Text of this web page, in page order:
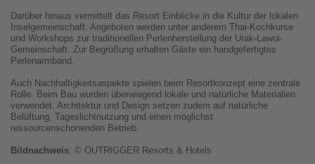
Darüber hinaus vermittelt das Resort Einblicke in die Kultur der lokalen
Inselgemeinschaft. Angeboten werden unter anderem Thai-Kochkurse
und Workshops zur traditionellen Perlenherstellung der Urak-Lawoi-
Gemeinschaft. Zur Begrüßung erhalten Gäste ein handgefertigtes
Perlenarmband.
Auch Nachhaltigkeitsaspekte spielen beim Resortkonzept eine zentrale
Rolle. Beim Bau wurden überwiegend lokale und natürliche Materialien
verwendet. Architektur und Design setzen zudem auf natürliche
Belüftung, Tageslichtnutzung und einen möglichst
ressourcenschonenden Betrieb.
Bildnachweis: © OUTRIGGER Resorts & Hotels